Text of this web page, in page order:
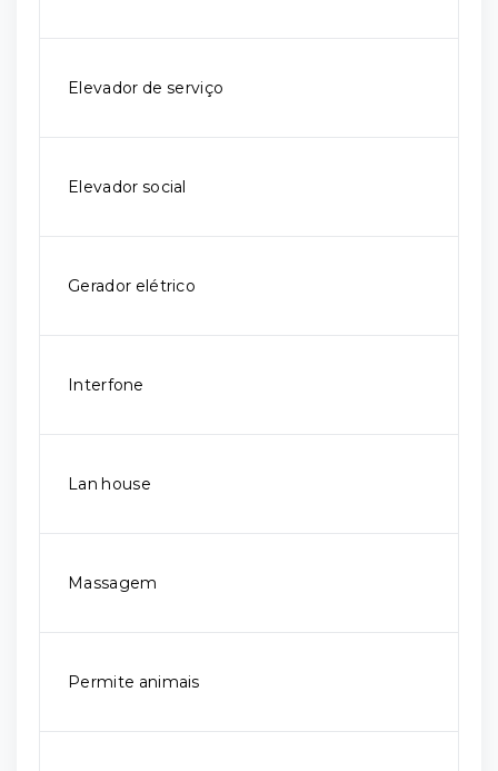
Elevador de serviço
Elevador social
Gerador elétrico
Interfone
Lan house
Massagem
Permite animais